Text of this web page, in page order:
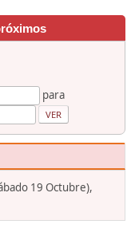
para
19 Octubre),